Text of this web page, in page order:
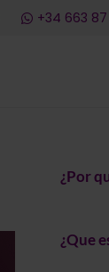
+34 663 87
¿Por
¿Que